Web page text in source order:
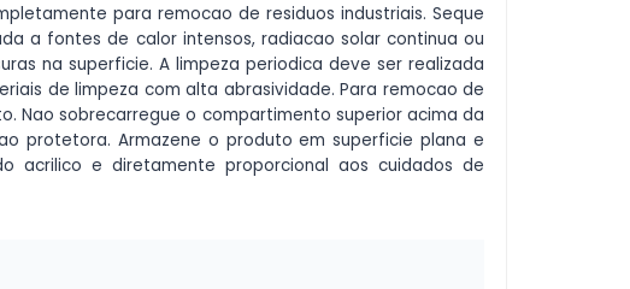
para remocao de residuos industriais. Seque
a fontes de calor intensos, radiacao solar continua ou
na superficie. A limpeza periodica deve ser realizada
de limpeza com alta abrasividade. Para remocao de
Nao sobrecarregue o compartimento superior acima da
protetora. Armazene o produto em superficie plana e
acrilico e diretamente proporcional aos cuidados de